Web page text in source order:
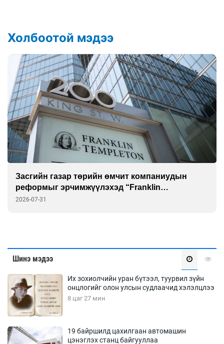
Холбоотой мэдээ
Засгийн газар төрийн өмчит компаниудын
реформыг эрчимжүүлэхэд “Franklin
Templeton”-той хамтарна
2026-07-31
Шинэ мэдээ
Их зохиолчийн уран бүтээл, туурвил зүйн
онцлогийг олон улсын судлаачид хэлэлцлээ
8 цаг 27 мин
19 байршилд цахилгаан автомашин
цэнэглэх станц байгууллаа